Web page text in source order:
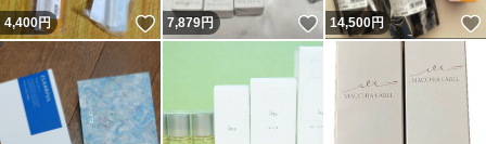
4,400円 いいね！
7,879円 いいね！
14,500円